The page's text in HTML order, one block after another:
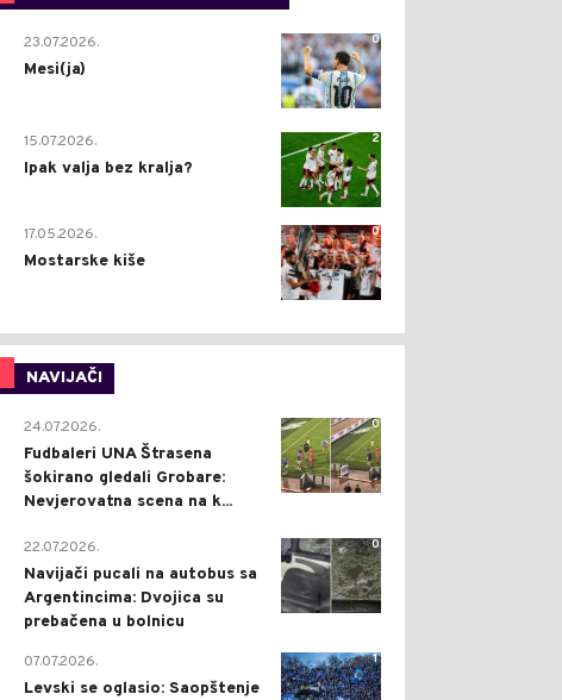
0
23.07.2026.
Mesi(ja)
2
15.07.2026.
Ipak valja bez kralja?
0
17.05.2026.
Mostarske kiše
NAVIJAČI
0
24.07.2026.
Fudbaleri UNA Štrasena
šokirano gledali Grobare:
Nevjerovatna scena na k...
0
22.07.2026.
Navijači pucali na autobus sa
Argentincima: Dvojica su
prebačena u bolnicu
1
07.07.2026.
Levski se oglasio: Saopštenje